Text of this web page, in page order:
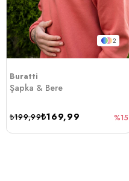
2
Buratti
Şapka & Bere
₺169,99
₺199,99 %15